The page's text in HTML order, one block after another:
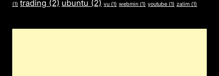
(1) trading (2) ubuntu (2) vu (1) webmin (1) youtube (1) zalim (1)